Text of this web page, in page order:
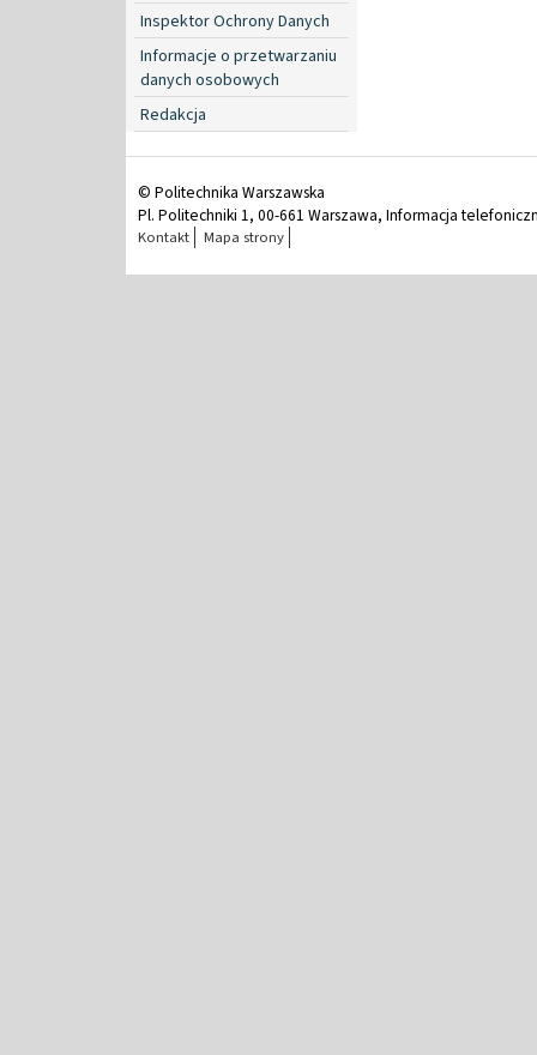
Inspektor Ochrony Danych
Informacje o przetwarzaniu
danych osobowych
Redakcja
© Politechnika Warszawska
Pl. Politechniki 1, 00-661 Warszawa, Informacja
Kontakt Mapa strony